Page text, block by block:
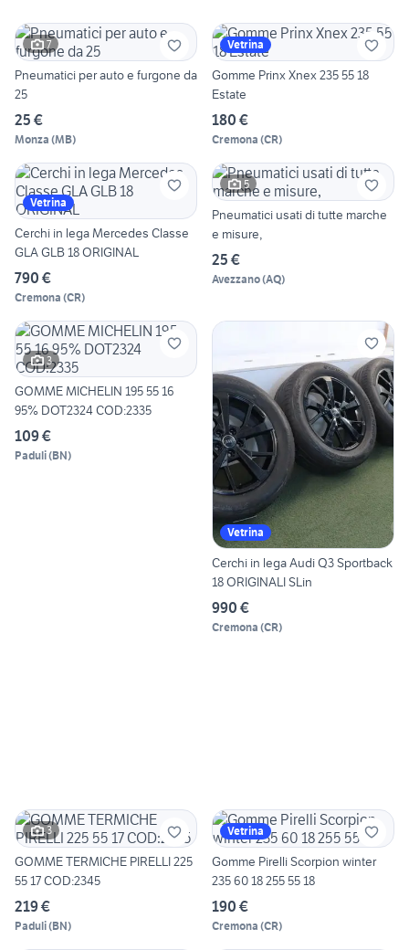
7
Pneumatici per auto e furgone da
25
25 €
Monza (MB)
Vetrina
Gomme Prinx Xnex 235 55 18
Estate
180 €
Cremona (CR)
Vetrina
Cerchi in lega Mercedes Classe
GLA GLB 18 ORIGINAL
790 €
Cremona (CR)
5
Pneumatici usati di tutte marche
e misure,
25 €
Avezzano(AQ)
3
GOMME MICHELIN 195 55 16
95% DOT2324 COD:2335
109 €
Paduli(BN)
Vetrina
Cerchi in lega Audi Q3 Sportback
18 ORIGINALI SLin
990 €
Cremona (CR)
3
GOMME TERMICHE PIRELLI 225
55 17 COD:2345
219 €
Paduli(BN)
Vetrina
Gomme Pirelli Scorpion winter
235 60 18 255 55 18
190 €
Cremona (CR)